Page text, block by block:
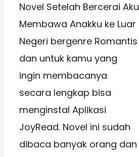
Novel Setelah Bercerai Aku
Membawa Anakku ke Luar
Negeri bergenre Romantis
dan untuk kamu yang
ingin membacanya
secara lengkap bisa
menginstal Aplikasi
JoyRead. Novel ini sudah
dibaca banyak orang dan